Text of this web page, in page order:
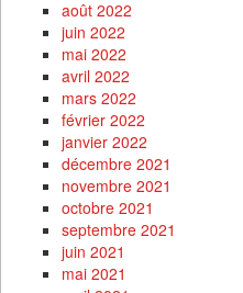
août 2022
juin 2022
mai 2022
avril 2022
mars 2022
février 2022
janvier 2022
décembre 2021
novembre 2021
octobre 2021
septembre 2021
juin 2021
mai 2021